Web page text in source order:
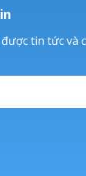
tin tức và